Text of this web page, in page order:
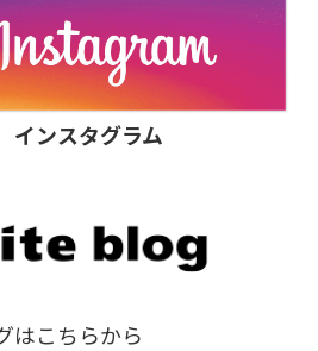
ンスタグラム
はこちらから